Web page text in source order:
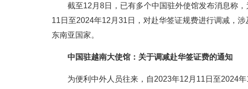
截至12月8日，已有多个中国驻外使馆发布消息称
11日至2024年12月31日，对赴华签证规费进行调减，
东南亚国家。
中国驻越南大使馆：关于调减赴华签证费的通知
为便利中外人员往来，自2023年12月11日至2024